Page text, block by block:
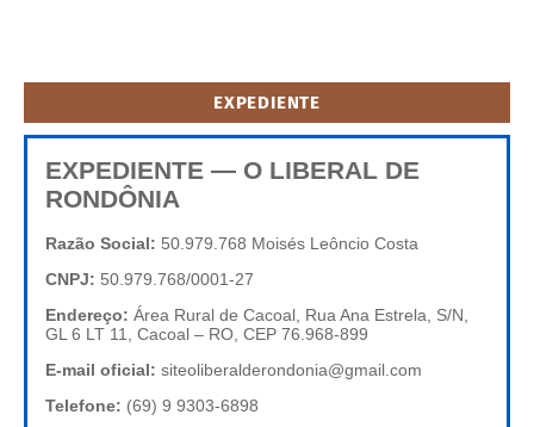
EXPEDIENTE
EXPEDIENTE — O LIBERAL DE
RONDÔNIA
Razão Social: 50.979.768 Moisés Leôncio Costa
CNPJ: 50.979.768/0001-27
Endereço: Área Rural de Cacoal, Rua Ana Estrela, S/N,
GL 6 LT 11, Cacoal – RO, CEP 76.968-899
E-mail oficial: siteoliberalderondonia@gmail.com
Telefone: (69) 9 9303-6898